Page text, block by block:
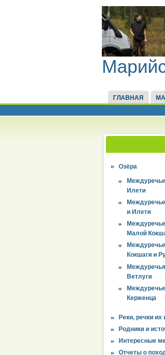
ГЛАВНАЯ
Озёра
Илети
и Илети
Малой
Кокшаги и
Ветлуги
Керженца
Реки, речки их
Родники и
Интересные
Отчеты о